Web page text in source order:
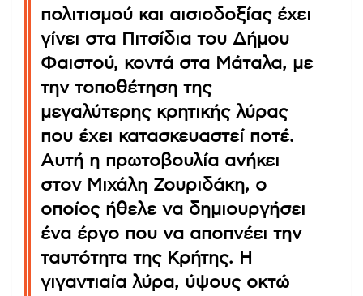
πολιτισμού και αισιοδοξίας έχει
γίνει στα Πιτσίδια του Δήμου
Φαιστού, κοντά στα Μάταλα, με
την τοποθέτηση της
μεγαλύτερης κρητικής λύρας
που έχει κατασκευαστεί ποτέ.
Αυτή η πρωτοβουλία ανήκει
στον Μιχάλη Ζουριδάκη, ο
οποίος ήθελε να δημιουργήσει
ένα έργο που να αποπνέει την
ταυτότητα της Κρήτης. Η
γιγαντιαία λύρα, ύψους οκτώ